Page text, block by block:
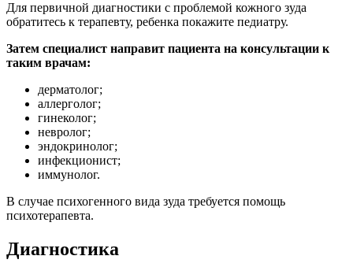
Для первичной диагностики с проблемой кожного зуда
обратитесь к терапевту, ребенка покажите педиатру.
Затем специалист направит пациента на консультации к
таким врачам:
дерматолог;
аллерголог;
гинеколог;
невролог;
эндокринолог;
инфекционист;
иммунолог.
В случае психогенного вида зуда требуется помощь
психотерапевта.
Диагностика